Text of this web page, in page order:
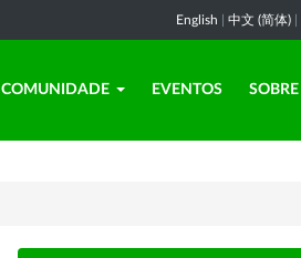
English 中文 (简体)
COMUNIDADE EVENTOS SOBRE